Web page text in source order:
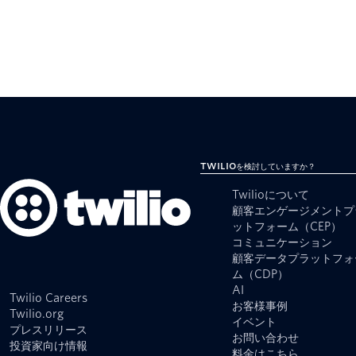
Twilio Careers
Twilio.org
プレスリリース
投資家向け情報
Twilioを検討していますか？
Twilioについて
顧客エンゲージメント
ットフォーム（CEP）
コミュニケーション
顧客データプラットフ
ム（CDP）
AI
お客様事例
イベント
お問い合わせ